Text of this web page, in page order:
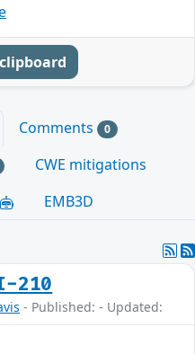
Comments 0
CWE mitigations
EMB3D
210
- Published: - Updated: